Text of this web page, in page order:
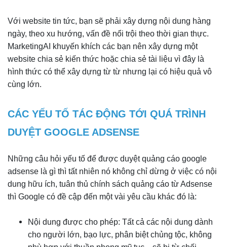
Với website tin tức, bạn sẽ phải xây dựng nội dung hàng
ngày, theo xu hướng, vấn đề nổi trội theo thời gian thực.
MarketingAI khuyến khích các bạn nên xây dựng một
website chia sẻ kiến thức hoặc chia sẻ tài liệu vì đây là
hình thức có thể xây dựng từ từ nhưng lại có hiệu quả vô
cùng lớn.
CÁC YẾU TỐ TÁC ĐỘNG TỚI QUÁ TRÌNH
DUYỆT GOOGLE ADSENSE
Những câu hỏi yếu tố để được duyệt quảng cáo google
adsense là gì thì tất nhiên nó không chỉ dừng ở việc có nội
dung hữu ích, tuân thủ chính sách quảng cáo từ Adsense
thì Google có đề cập đến một vài yêu cầu khác đó là:
Nội dung được cho phép: Tất cả các nội dung dành
cho người lớn, bạo lực, phân biệt chủng tộc, không